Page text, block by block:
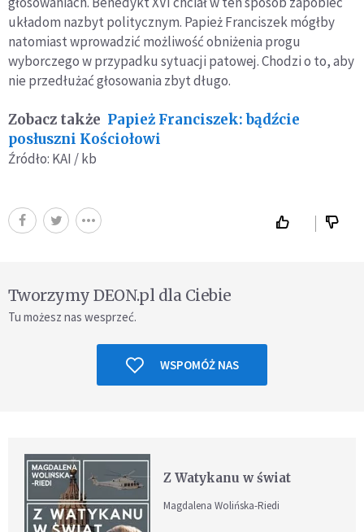
układom nazbyt politycznym. Papież Franciszek mógłby
natomiast wprowadzić możliwość obniżenia progu
wyborczego w przypadku sytuacji patowej. Chodzi o to, aby
nie przedłużać głosowania zbyt długo.
Zobacz także Papież Franciszek: bądźcie
posłuszni Kościołowi
Źródło: KAI / kb
Tworzymy DEON.pl dla Ciebie
Tu możesz nas wesprzeć.
WSPOMÓŻ NAS
Z Watykanu w świat
Magdalena Wolińska-Riedi